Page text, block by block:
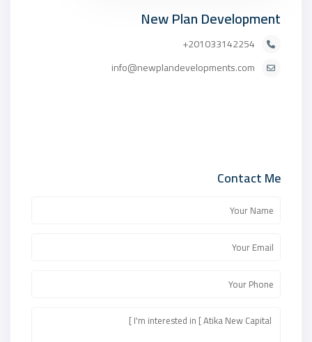
New Plan Development
201033142254+
info@newplandevelopments.com
Contact Me